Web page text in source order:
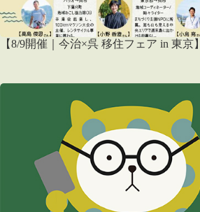
【8/9開催｜今治×呉 移住フェア in 東京】